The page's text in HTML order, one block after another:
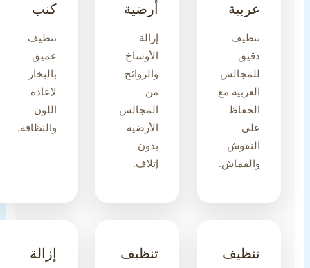
عربية
تنظيف
للمجالس
العربية مع
الحفاظ
النقوش
والقماش.
أرضية
الأوساخ
والروائح
المجالس
الأرضية
إتلاف.
كنب
تنظيف
عميق
بالبخار
لإعادة
والنظافة.
تنظيف
تنظيف